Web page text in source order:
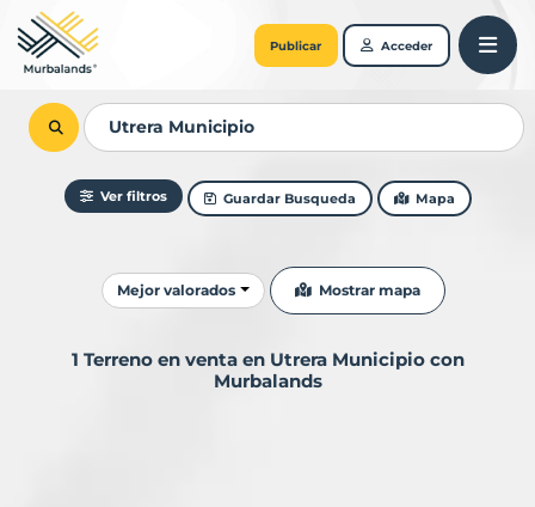
Publicar Acceder
Ver filtros Guardar Busqueda Mapa
Ordenar resultados
Mejor valorados Mostrar mapa
1 Terreno en venta en Utrera Municipio con
Murbalands